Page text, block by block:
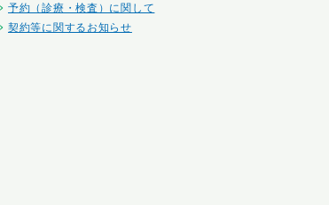
予約（診療・検査）に関して
契約等に関するお知らせ